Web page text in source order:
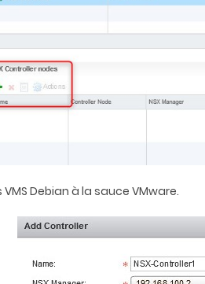
Debian à la sauce VMware.